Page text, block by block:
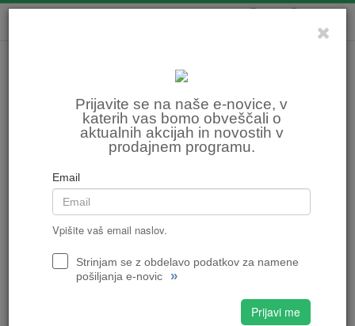
Prijavite se na naše e-novice, v
katerih vas bomo obveščali o
aktualnih akcijah in novostih v
prodajnem programu.
Email
Vpišite vaš email naslov.
Strinjam se z obdelavo podatkov za namene
pošiljanja e-novic
»
Prijavi me